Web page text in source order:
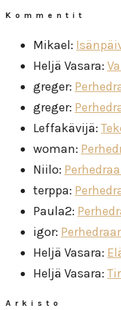
Kommentit
Mikael:
Heljä Vasara:
greger:
greger:
Leffakävijä:
woman:
Niilo:
terppa:
Paula2:
igor:
Heljä Vasara:
Heljä Vasara:
Arkisto